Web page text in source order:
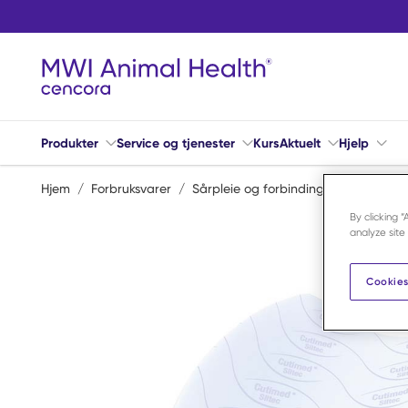
Produkter Service og tjenester KursAktuelt Hjelp
Hjem / Forbruksvarer / Sårpleie og forbindingsmateriell
By clicking
analyze site